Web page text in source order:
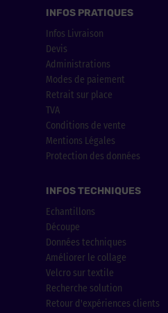
INFOS PRATIQUES
Infos Livraison
Devis
Administrations
Modes de paiement
Retrait sur place
TVA
Conditions de vente
Mentions Légales
Protection des données
INFOS TECHNIQUES
Echantillons
Découpe
Données techniques
Améliorer le collage
Velcro sur textile
Recherche solution
Retour d'expériences clients